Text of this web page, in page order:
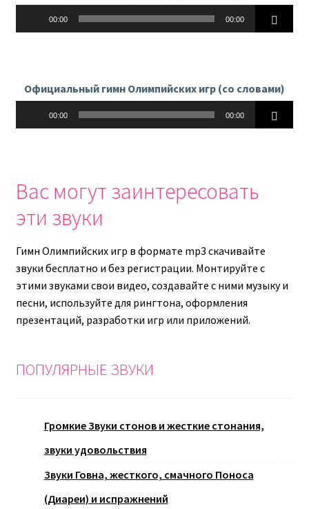
00:00 00:00
Официальный гимн Олимпийских игр (со словами)
00:00 00:00
Вас могут заинтересовать
эти звуки
Гимн Олимпийских игр в формате mp3 скачивайте
звуки бесплатно и без регистрации. Монтируйте с
этими звуками свои видео, создавайте с ними музыку и
песни, используйте для рингтона, оформления
презентаций, разработки игр или приложений.
ПОПУЛЯРНЫЕ ЗВУКИ
Громкие Звуки стонов и жесткие стонания,
звуки удовольствия
Звуки Говна, жесткого, смачного Поноса
(Диареи) и испражнений